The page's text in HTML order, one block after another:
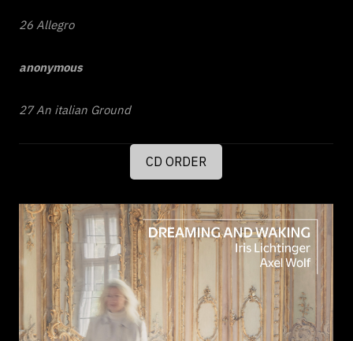
26 Allegro
anonymous
27 An italian Ground
CD ORDER